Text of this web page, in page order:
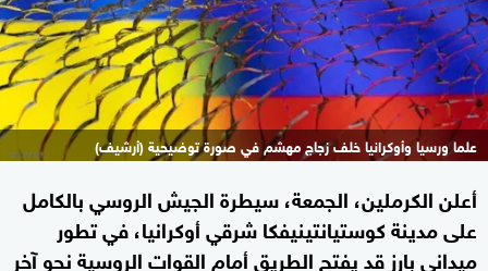
علما ورسيا وأوكرانيا خلف زجاج مهشم في صورة توضيحية (أرشيف)
أعلن الكرملين، الجمعة، سيطرة الجيش الروسي بالكامل
على مدينة كوستيانتينيفكا شرقي أوكرانيا، في تطور
ميداني بارز قد يفتح الطريق أمام القوات الروسية نحو آخر